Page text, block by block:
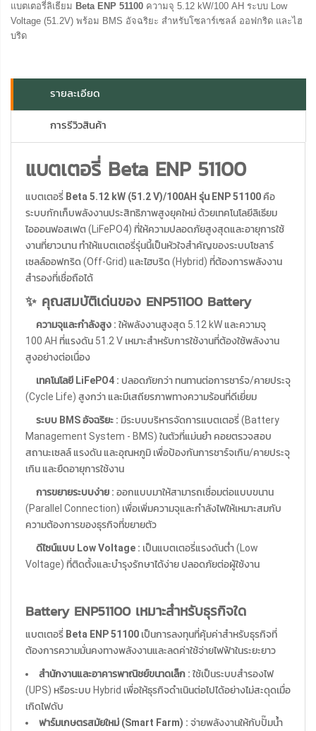
แบตเตอรี่ลิเธียม Beta ENP 51100 ความจุ 5.12 kW/100 AH ระบบ Low
Voltage (51.2V) พร้อม BMS อัจฉริยะ สำหรับโซลาร์เซลล์ ออฟกริด และไฮ
บริด
รายละเอียด
การรีวิวสินค้า
แบตเตอรี่ Beta ENP 51100
แบตเตอรี่ Beta 5.12 kW (51.2 V)/100AH รุ่น ENP 51100 คือ
ระบบกักเก็บพลังงานประสิทธิภาพสูงยุคใหม่ ด้วยเทคโนโลยีลิเธียม
ไอออนฟอสเฟต (LiFePO4) ที่ให้ความปลอดภัยสูงสุดและอายุการใช้
งานที่ยาวนาน ทำให้แบตเตอรี่รุ่นนี้เป็นหัวใจสำคัญของระบบโซลาร์
เซลล์ออฟกริด (Off-Grid) และไฮบริด (Hybrid) ที่ต้องการพลังงาน
สำรองที่เชื่อถือได้
✨ คุณสมบัติเด่นของ ENP51100 Battery
ความจุและกำลังสูง : ให้พลังงานสูงสุด 5.12 kW และความจุ
100 AH ที่แรงดัน 51.2 V เหมาะสำหรับการใช้งานที่ต้องใช้พลังงาน
สูงอย่างต่อเนื่อง
เทคโนโลยี LiFePO4 : ปลอดภัยกว่า ทนทานต่อการชาร์จ/คายประจุ
(Cycle Life) สูงกว่า และมีเสถียรภาพทางความร้อนที่ดีเยี่ยม
ระบบ BMS อัจฉริยะ : มีระบบบริหารจัดการแบตเตอรี่ (Battery
Management System - BMS) ในตัวที่แม่นยำ คอยตรวจสอบ
สถานะเซลล์ แรงดัน และอุณหภูมิ เพื่อป้องกันการชาร์จเกิน/คายประจุ
เกิน และยืดอายุการใช้งาน
การขยายระบบง่าย : ออกแบบมาให้สามารถเชื่อมต่อแบบขนาน
(Parallel Connection) เพื่อเพิ่มความจุและกำลังไฟให้เหมาะสมกับ
ความต้องการของธุรกิจที่ขยายตัว
ดีไซน์แบบ Low Voltage : เป็นแบตเตอรี่แรงดันต่ำ (Low
Voltage) ที่ติดตั้งและบำรุงรักษาได้ง่าย ปลอดภัยต่อผู้ใช้งาน
Battery ENP51100 เหมาะสำหรับธุรกิจใด
แบตเตอรี่ Beta ENP 51100 เป็นการลงทุนที่คุ้มค่าสำหรับธุรกิจที่
ต้องการความมั่นคงทางพลังงานและลดค่าใช้จ่ายไฟฟ้าในระยะยาว
สำนักงานและอาคารพาณิชย์ขนาดเล็ก : ใช้เป็นระบบสำรองไฟ
(UPS) หรือระบบ Hybrid เพื่อให้ธุรกิจดำเนินต่อไปได้อย่างไม่สะดุดเมื่อ
เกิดไฟดับ
ฟาร์มเกษตรสมัยใหม่ (Smart Farm) : จ่ายพลังงานให้กับปั๊มน้ำ